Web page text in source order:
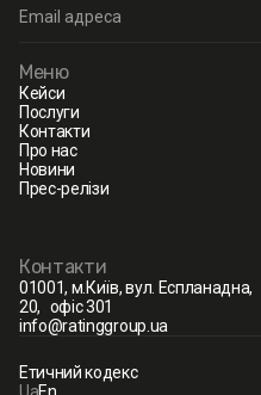
Меню
Кейси
Послуги
Контакти
Про нас
Новини
Прес-релізи
Контакти
01001, м.Київ, вул. Еспланадна,
20, офіс 301
info@ratinggroup.ua
Етичний кодекс